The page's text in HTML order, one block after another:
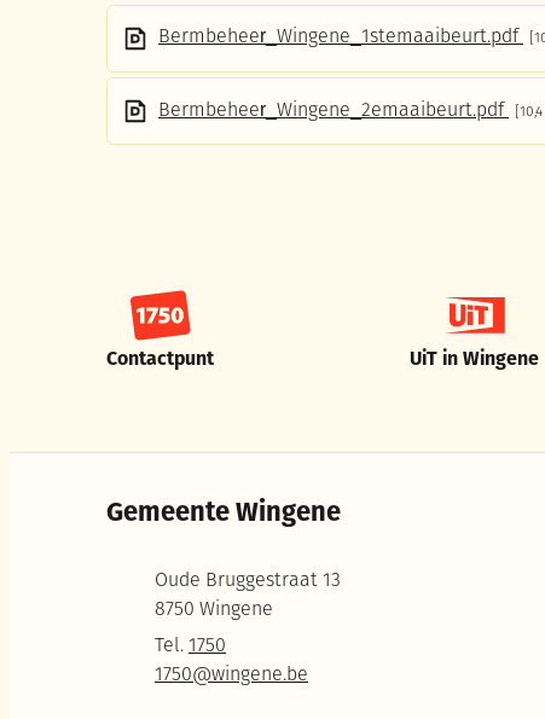
Bermbeheer_Wingene_1stemaaibeurt.pdf
Bermbeheer_Wingene_2emaaibeurt.pdf
Contactpunt UiT in Wingene
Gemeente Wingene
Oude Bruggestraat 13
,8750 Wingene
1750
E-mail1750@wingene.be